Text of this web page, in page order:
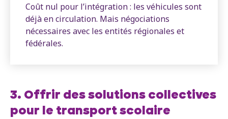
Coût nul pour l’intégration : les véhicules sont
déjà en circulation. Mais négociations
nécessaires avec les entités régionales et
fédérales.
3. Offrir des solutions collectives
pour le transport scolaire